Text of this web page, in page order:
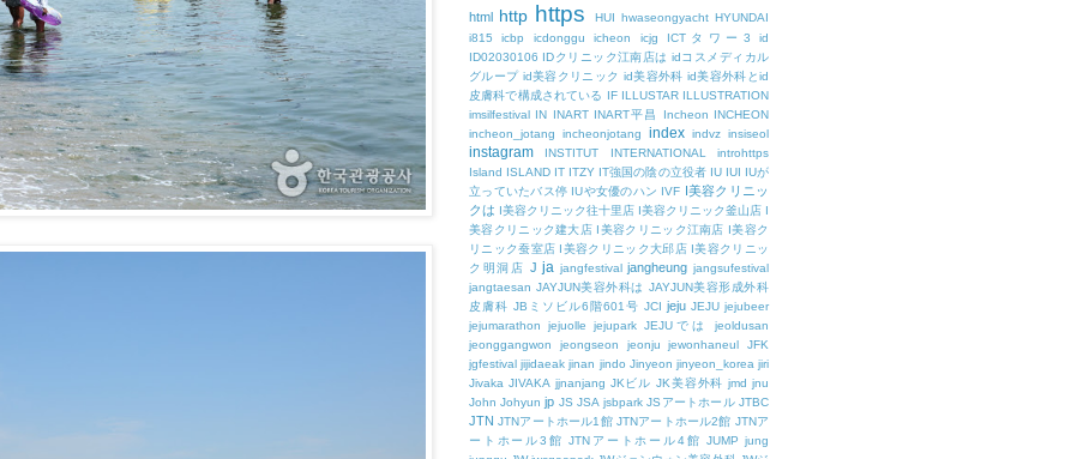
html http https HUI hwaseongyacht HYUNDAI
i815
icbp icdonggu icheon icjg ICTタワー3
id
ID02030106 IDクリニック江南店は idコスメディカル
グループ id美容クリニック id美容外科 id美容外科とid
皮膚科で構成されている IF ILLUSTAR ILLUSTRATION
imsilfestival IN INART INART平昌 Incheon INCHEON
incheon_jotang
incheonjotang index indvz insiseol
instagram INSTITUT INTERNATIONAL
introhttps
Island ISLAND IT ITZY IT強国の陰の立役者 IU IUI IUが
立っていたバス停 IUや女優のハン IVF I美容クリニッ
クは I美容クリニック往十里店 I美容クリニック釜山店 I
美容クリニック建大店 I美容クリニック江南店 I美容ク
リニック蚕室店 I美容クリニック大邱店 I美容クリニッ
ク明洞店 J ja jangfestival jangheung jangsufestival
jangtaesan JAYJUN美容外科は JAYJUN美容形成外科
皮膚科 JBミソビル6階601号 JCI jeju JEJU jejubeer
jejumarathon
jejuolle jejupark JEJUでは
jeoldusan
jeonggangwon
jeongseon jeonju jewonhaneul
JFK
jgfestival jijidaeak jinan jindo Jinyeon jinyeon_korea jiri
Jivaka JIVAKA jjnanjang JKビル JK美容外科 jmd jnu
John Johyun jp JS JSA jsbpark JSアートホール JTBC
JTN JTNアートホール1館 JTNアートホール2館 JTNア
ートホール3館 JTNアートホール4館 JUMP jung